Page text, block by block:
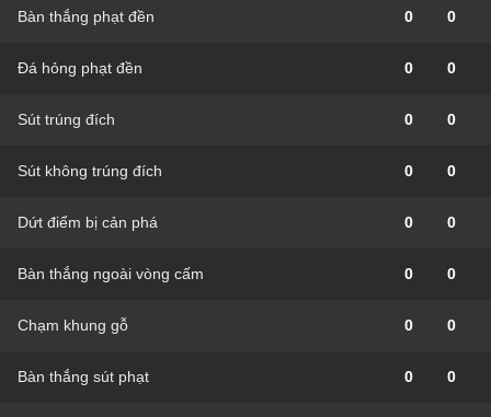
Bàn thắng phạt đền 0 0
Đá hỏng phạt đền 0 0
Sút trúng đích 0 0
Sút không trúng đích 0 0
Dứt điểm bị cản phá 0 0
Bàn thắng ngoài vòng cấm 0 0
Chạm khung gỗ 0 0
Bàn thắng sút phạt 0 0